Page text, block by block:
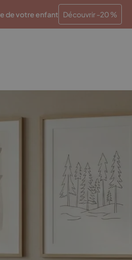
de votre enfant Découvrir -20 %
frais Traitement en 48 heures